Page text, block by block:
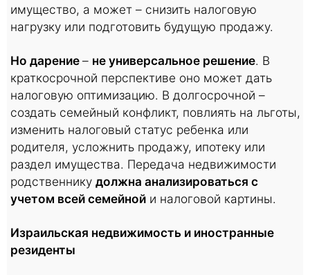
имущество, а может – снизить налоговую
нагрузку или подготовить будущую продажу.
Но дарение– не универсальное решение. В
краткосрочной перспективе оно может дать
налоговую оптимизацию. В долгосрочной –
создать семейный конфликт, повлиять на льготы,
изменить налоговый статус ребенка или
родителя, усложнить продажу, ипотеку или
раздел имущества. Передача недвижимости
родственнику должна анализироваться с
учетом всей семейной и налоговой картины.
Израильская недвижимость и иностранные
резиденты